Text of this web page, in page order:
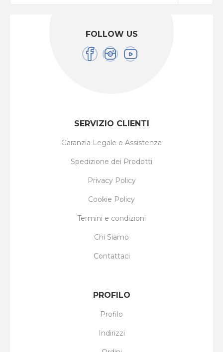
FOLLOW US
SERVIZIO CLIENTI
Garanzia Legale e Assistenza
Spedizione dei Prodotti
Privacy Policy
Cookie Policy
Termini e condizioni
Chi Siamo
Contattaci
PROFILO
Profilo
Indirizzi